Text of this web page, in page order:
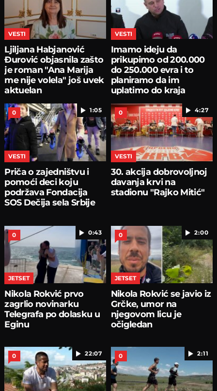
VESTI
Ljiljana Habjanović
Đurović objasnila zašto
je roman "Ana Marija
me nije volela" još uvek
aktuelan
VESTI
Imamo ideju da
prikupimo od 200.000
do 250.000 evra i to
planiramo da im
uplatimo do kraja
1:05
0
VESTI
Priča o zajedništvu i
pomoći deci koju
podržava Fondacija
SOS Dečija sela Srbije
4:27
0
VESTI
30. akcija dobrovoljnoj
davanja krvi na
stadionu "Rajko Mitić"
0:43
0
JETSET
Nikola Rokvić prvo
zagrlio novinarku
Telegrafa po dolasku u
Eginu
2:00
0
JETSET
Nikola Rokvić se javio iz
Grčke, umor na
njegovom licu je
očigledan
22:07
0 2:11
0